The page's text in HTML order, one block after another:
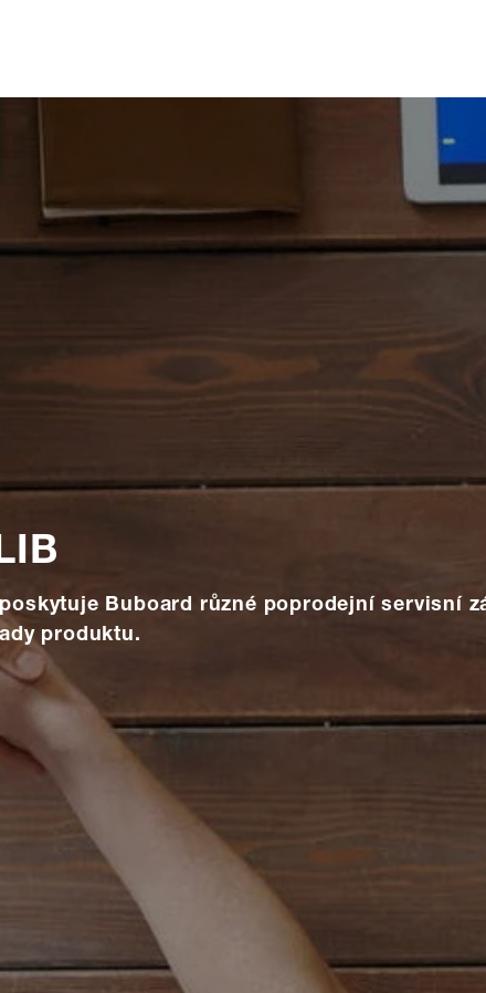
Buboard různé poprodejní servisní
produktu.